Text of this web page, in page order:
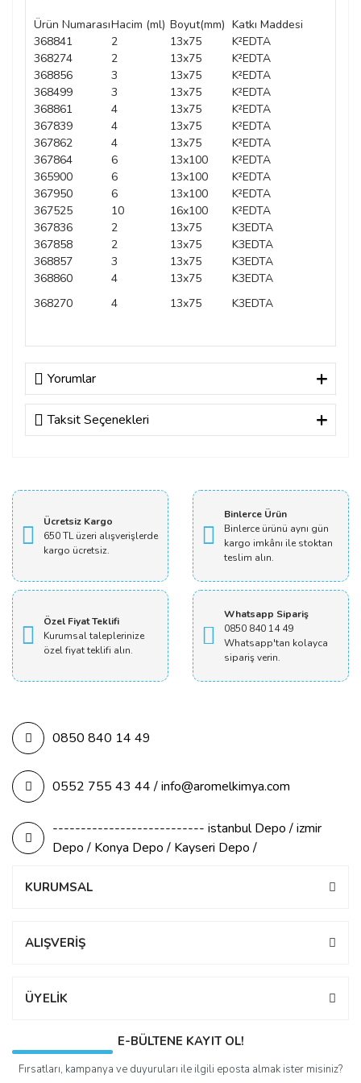
Ürün NumarasıHacim (ml) Boyut(mm) Katkı Maddesi
368841
2 13x75 K²EDTA
368274
2 13x75 K²EDTA
368856
3 13x75 K²EDTA
368499
3 13x75 K²EDTA
368861
4 13x75 K²EDTA
367839
4 13x75 K²EDTA
367862
4 13x75 K²EDTA
367864
6 13x100 K²EDTA
365900
6 13x100 K²EDTA
367950
6 13x100 K²EDTA
367525
10 16x100 K²EDTA
367836
2 13x75 K3EDTA
367858
2 13x75 K3EDTA
368857
3 13x75 K3EDTA
368860
4 13x75 K3EDTA
368270
4 13x75 K3EDTA
Yorumlar
Bu ürüne ilk yorumu siz yapın!
Taksit Seçenekleri
Ücretsiz Kargo
650 TL üzeri alışverişlerde
kargo ücretsiz.
Binlerce Ürün
Binlerce ürünü aynı gün
kargo imkânı ile stoktan
teslim alın.
Özel Fiyat Teklifi
Kurumsal taleplerinize
özel fiyat teklifi alın.
Whatsapp Sipariş
0850 840 14 49
Whatsapp'tan kolayca
sipariş verin.
0850 840 14 49
0552 755 43 44 / info@aromelkimya.com
--------------------------- istanbul Depo / izmir
Depo / Konya Depo / Kayseri Depo /
KURUMSAL
ALIŞVERİŞ
ÜYELİK
E-BÜLTENE KAYIT OL!
Fırsatları, kampanya ve duyuruları ile ilgili eposta almak ister misiniz?